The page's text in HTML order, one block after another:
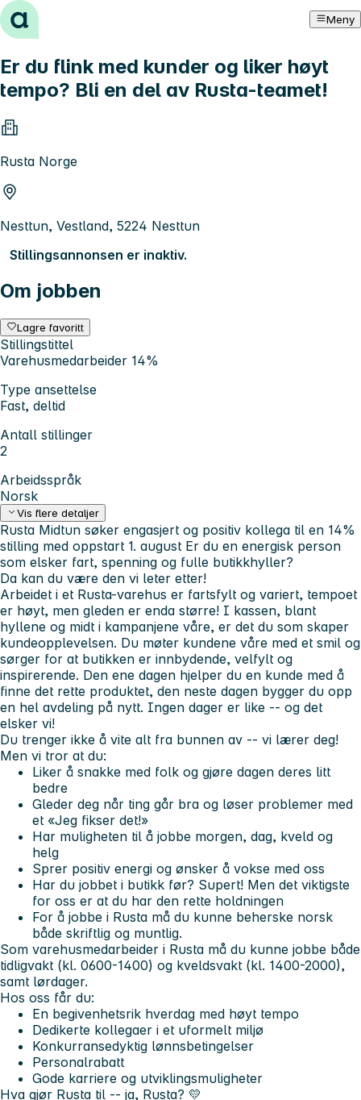
Hopp til innhold Meny
Er du flink med kunder og liker høyt
tempo? Bli en del av Rusta-teamet!
Rusta Norge
Nesttun, Vestland, 5224 Nesttun
Stillingsannonsen er inaktiv.
Om jobben
Lagre favoritt
Stillingstittel
Varehusmedarbeider 14%
Type ansettelse
Fast, deltid
Antall stillinger
2
Arbeidsspråk
Norsk
Vis flere detaljer
Rusta Midtun søker engasjert og positiv kollega til en 14%
stilling med oppstart 1. august Er du en energisk person
som elsker fart, spenning og fulle butikkhyller?
Da kan du være den vi leter etter!
Arbeidet i et Rusta-varehus er fartsfylt og variert, tempoet
er høyt, men gleden er enda større! I kassen, blant
hyllene og midt i kampanjene våre, er det du som skaper
kundeopplevelsen. Du møter kundene våre med et smil og
sørger for at butikken er innbydende, velfylt og
inspirerende. Den ene dagen hjelper du en kunde med å
finne det rette produktet, den neste dagen bygger du opp
en hel avdeling på nytt. Ingen dager er like -- og det
elsker vi!
Du trenger ikke å vite alt fra bunnen av -- vi lærer deg!
Men vi tror at du:
Liker å snakke med folk og gjøre dagen deres litt
bedre
Gleder deg når ting går bra og løser problemer med
et «Jeg fikser det!»
Har muligheten til å jobbe morgen, dag, kveld og
helg
Sprer positiv energi og ønsker å vokse med oss
Har du jobbet i butikk før? Supert! Men det viktigste
for oss er at du har den rette holdningen
For å jobbe i Rusta må du kunne beherske norsk
både skriftlig og muntlig.
Som varehusmedarbeider i Rusta må du kunne jobbe både
tidligvakt (kl. 0600-1400) og kveldsvakt (kl. 1400-2000),
samt lørdager.
Hos oss får du:
En begivenhetsrik hverdag med høyt tempo
Dedikerte kollegaer i et uformelt miljø
Konkurransedyktig lønnsbetingelser
Personalrabatt
Gode karriere og utviklingsmuligheter
Hva gjør Rusta til -- ja, Rusta? 💛